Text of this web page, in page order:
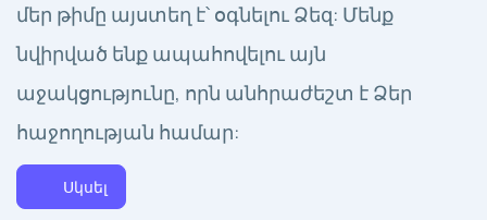
մեր թիմը այստեղ է՝ օգնելու Ձեզ: Մենք
նվիրված ենք ապահովելու այն
աջակցությունը, որն անհրաժեշտ է Ձեր
հաջողության համար:
Սկսել